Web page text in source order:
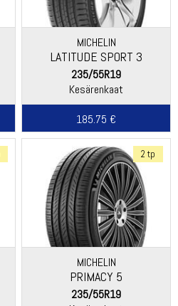
MICHELIN
LATITUDE SPORT 3
235/55R19
Kesärenkaat
185.75 €
2 tp
MICHELIN
PRIMACY 5
235/55R19